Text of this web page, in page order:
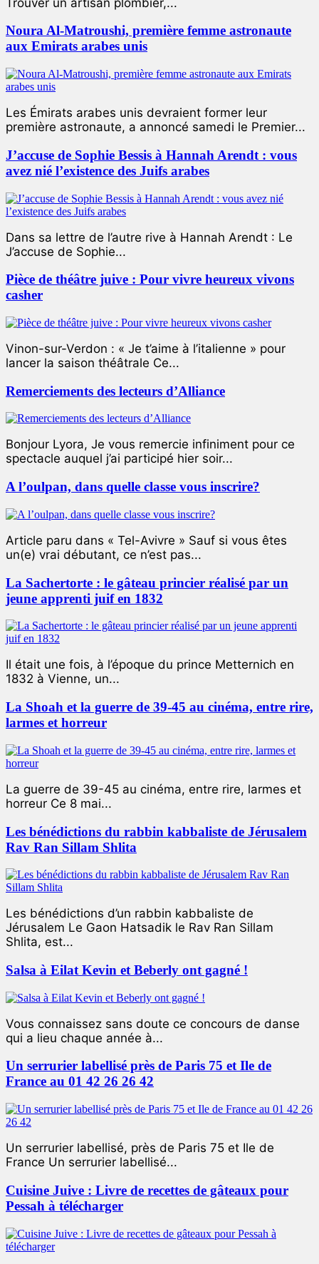
Noura Al-Matroushi, première femme astronaute
aux Emirats arabes unis
Les Émirats arabes unis devraient former leur
première astronaute, a annoncé samedi le Premier...
J’accuse de Sophie Bessis à Hannah Arendt : vous
avez nié l’existence des Juifs arabes
Dans sa lettre de l’autre rive à Hannah Arendt : Le
J’accuse de Sophie...
Pièce de théâtre juive : Pour vivre heureux vivons
casher
Vinon-sur-Verdon : « Je t’aime à l’italienne » pour
lancer la saison théâtrale Ce...
Remerciements des lecteurs d’Alliance
Bonjour Lyora, Je vous remercie infiniment pour ce
spectacle auquel j’ai participé hier soir...
A l’oulpan, dans quelle classe vous inscrire?
Article paru dans « Tel-Avivre » Sauf si vous êtes
un(e) vrai débutant, ce n’est pas...
La Sachertorte : le gâteau princier réalisé par un
jeune apprenti juif en 1832
Il était une fois, à l’époque du prince Metternich en
1832 à Vienne, un...
La Shoah et la guerre de 39-45 au cinéma, entre rire,
larmes et horreur
La guerre de 39-45 au cinéma, entre rire, larmes et
horreur Ce 8 mai...
Les bénédictions du rabbin kabbaliste de Jérusalem
Rav Ran Sillam Shlita
Les bénédictions d’un rabbin kabbaliste de
Jérusalem Le Gaon Hatsadik le Rav Ran Sillam
Shlita, est...
Salsa à Eilat Kevin et Beberly ont gagné !
Vous connaissez sans doute ce concours de danse
qui a lieu chaque année à...
Un serrurier labellisé près de Paris 75 et Ile de
France au 01 42 26 26 42
Un serrurier labellisé, près de Paris 75 et Ile de
France Un serrurier labellisé...
Cuisine Juive : Livre de recettes de gâteaux pour
Pessah à télécharger